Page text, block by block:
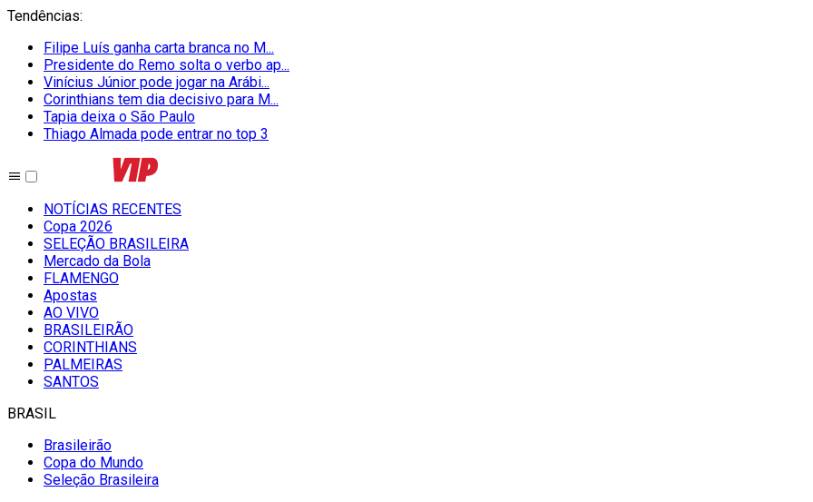
Tendências:
Filipe Luís ganha carta branca no M...
Presidente do Remo solta o verbo ap...
Vinícius Júnior pode jogar na Arábi...
Corinthians tem dia decisivo para M...
Tapia deixa o São Paulo
Thiago Almada pode entrar no top 3
NOTÍCIAS RECENTES
Copa 2026
SELEÇÃO BRASILEIRA
Mercado da Bola
FLAMENGO
Apostas
AO VIVO
BRASILEIRÃO
CORINTHIANS
PALMEIRAS
SANTOS
BRASIL
Brasileirão
Copa do Mundo
Seleção Brasileira